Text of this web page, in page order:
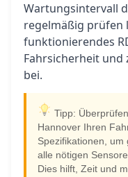
Wartungsintervall
regelmäßig prüfen
funktionierendes
Fahrsicherheit und
bei.
Tipp:
Hannover Ihren
Spezifikationen,
alle nötigen
Dies hilft, Zeit und